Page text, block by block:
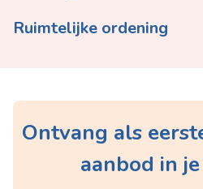
Ruimtelijke ordening
Ontvang als
aanbod in